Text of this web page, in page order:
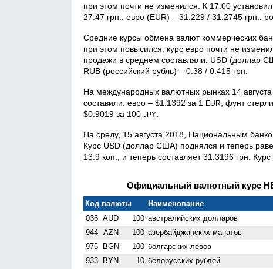
при этом почти не изменился. К 17:00
27.47 грн., евро (EUR) – 31.229 / 31.2745 грн.,
Средние курсы обмена валют коммерческих
при этом повысился, курс евро почти не
продажи в среднем составляли: USD (доллар
RUB (российский рубль) – 0.38 / 0.415 грн.
На международных валютных рынках 14
составили: евро – $1.1392 за 1 EUR , фунт
$0.9019 за 100 JPY
На среду, 15 августа 2018, Национальным
Курс USD (доллар США) поднялся и теперь
13.9 коп., и теперь составляет 31.3196 грн.
Официальный валютный курс
Код валюты Наименование
036 AUD 100 австралийских долларов
944 AZN 100 азербайджанских манатов
975 BGN 100 болгарских левов
933 BYN 10 белорусских рублей